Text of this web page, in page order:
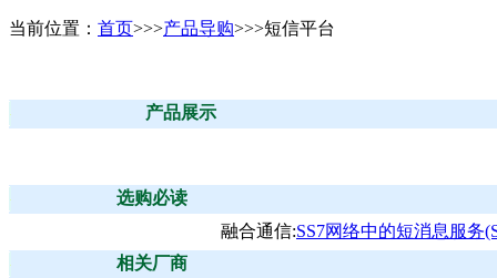
当前位置： 首页>>>产品导购>>>短信平台
产品展示
选购必读
融合通信:SS7网络中的短消息服务
相关厂商